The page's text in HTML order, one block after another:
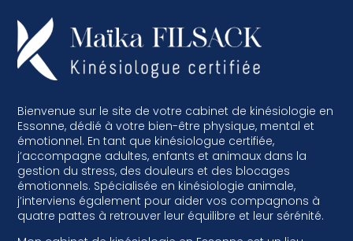
Bienvenue sur le site de votre cabinet de kinésiologie en
Essonne, dédié à votre bien-être physique, mental et
émotionnel. En tant que kinésiologue certifiée,
j’accompagne adultes, enfants et animaux dans la
gestion du stress, des douleurs et des blocages
émotionnels. Spécialisée en kinésiologie animale,
j’interviens également pour aider vos compagnons à
quatre pattes à retrouver leur équilibre et leur sérénité.